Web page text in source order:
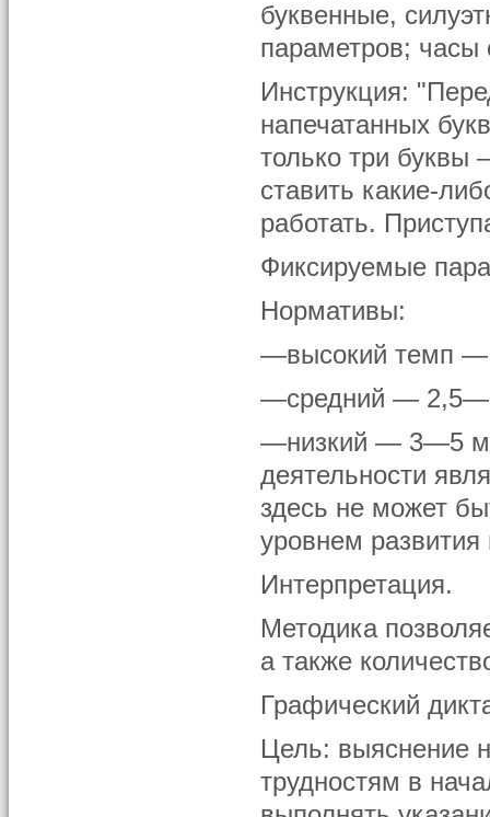
буквенные,
параметров; часы
Инструкция:
напечатанных
только три
ставить какие-
работать.
Фиксируемые
Нормативы:
—высокий темп —
—средний —
—низкий — 3—5
деятельности
здесь не может
уровнем развития
Интерпретация.
Методика
а также
Графический
Цель: выяснение
трудностям в